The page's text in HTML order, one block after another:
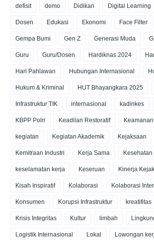
defisit demo Didikan Digital Learning
Dosen Edukasi Ekonomi Face Filter
Gempa Bumi Gen Z Generasi Muda
Guru Guru/Dosen Hardiknas 2024
Hari Pahlawan Hubungan Internasional
Hukum & Kriminal HUT Bhayangkara 2025
Infrastruktur TIK internasional kadinkes
KBPP Polri Keadilan Restoratif Keamanan
kegiatan Kegiatan Akademik Kejaksaan
Kemitraan Industri Kerja Sama Kesehatan
keselamatan kerja Keseruan Kinerja
Kisah Inspiratif Kolaborasi Kolaborasi
Konsumen Korupsi Infrastruktur kreatifitas
Krisis Integritas Kultur limbah
Logistik Internasional Lokal Lowongan